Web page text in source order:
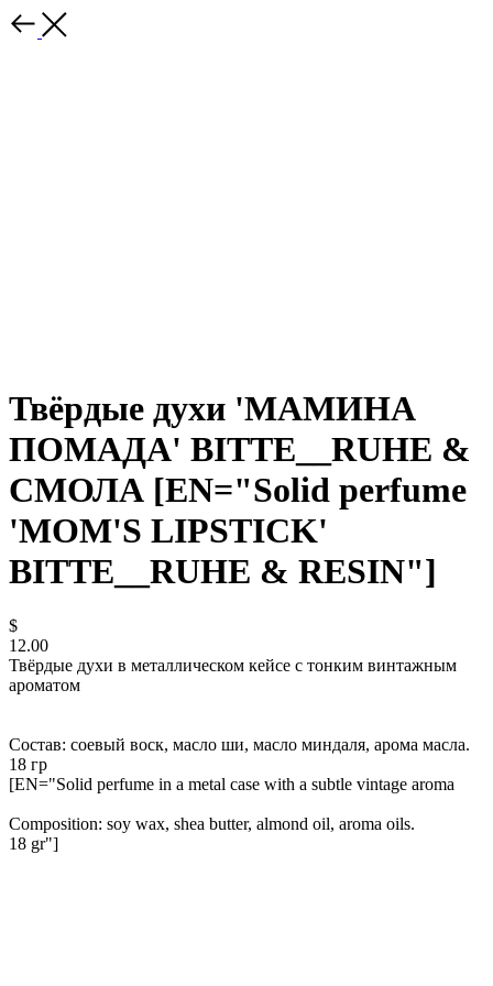
Твёрдые духи 'МАМИНА
ПОМАДА' BITTE__RUHE &
СМОЛА [EN="Solid perfume
'MOM'S LIPSTICK'
BITTE__RUHE & RESIN"]
$
12.00
Твёрдые духи в металлическом кейсе с тонким винтажным
ароматом
Состав: соевый воск, масло ши, масло миндаля, арома масла.
18 гр
[EN="Solid perfume in a metal case with a subtle vintage aroma
Composition: soy wax, shea butter, almond oil, aroma oils.
18 gr"]